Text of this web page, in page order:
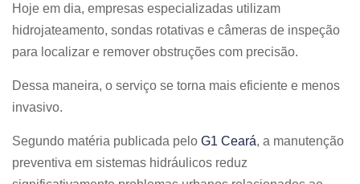
Hoje em dia, empresas especializadas utilizam
hidrojateamento, sondas rotativas e câmeras de inspeção
para localizar e remover obstruções com precisão.
Dessa maneira, o serviço se torna mais eficiente e menos
invasivo.
Segundo matéria publicada pelo G1 Ceará, a manutenção
preventiva em sistemas hidráulicos reduz